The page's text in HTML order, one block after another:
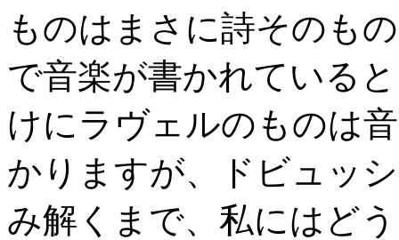
ものはまさに詩そのも
で音楽が書かれている
けにラヴェルのものは
かりますが、ドビュッ
み解くまで、私にはど